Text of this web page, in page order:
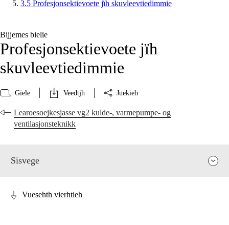
3.5 Profesjonsektievoete jïh skuvleevtiedimmie
Bijjemes bielie
Profesjonsektievoete jïh
skuvleevtiedimmie
Gïele Veedtjh Juekieh
Learoesoejkesjasse vg2 kulde-, varmepumpe- og
ventilasjonsteknikk
Sisvege
Vuesehth vierhtieh